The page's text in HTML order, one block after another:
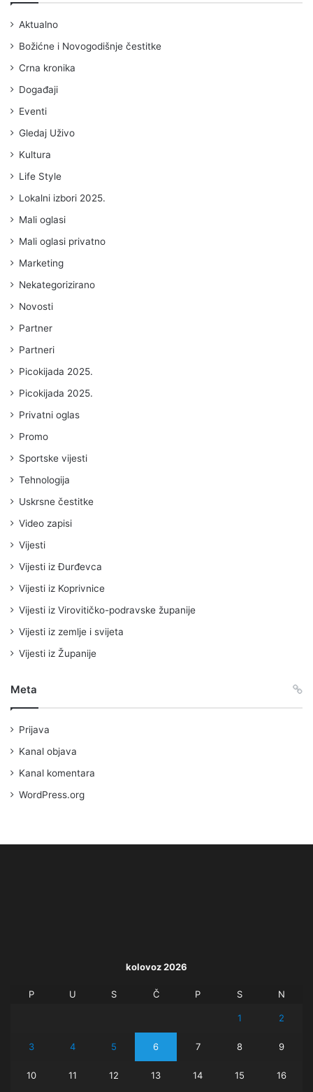
Aktualno
Božićne i Novogodišnje čestitke
Crna kronika
Događaji
Eventi
Gledaj Uživo
Kultura
Life Style
Lokalni izbori 2025.
Mali oglasi
Mali oglasi privatno
Marketing
Nekategorizirano
Novosti
Partner
Partneri
Picokijada 2025.
Picokijada 2025.
Privatni oglas
Promo
Sportske vijesti
Tehnologija
Uskrsne čestitke
Video zapisi
Vijesti
Vijesti iz Đurđevca
Vijesti iz Koprivnice
Vijesti iz Virovitičko-podravske županije
Vijesti iz zemlje i svijeta
Vijesti iz Županije
Meta
Prijava
Kanal objava
Kanal komentara
WordPress.org
kolovoz 2026
P U S Č P S N
1 2
3 4 5 6 7 8 9
10 11 12 13 14 15 16